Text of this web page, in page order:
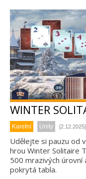
WINTER
Karetní Unity [2.12.2025]
Udělejte si pauzu od
hrou Winter Solitaire
500 mrazivých
pokrytá tabla.